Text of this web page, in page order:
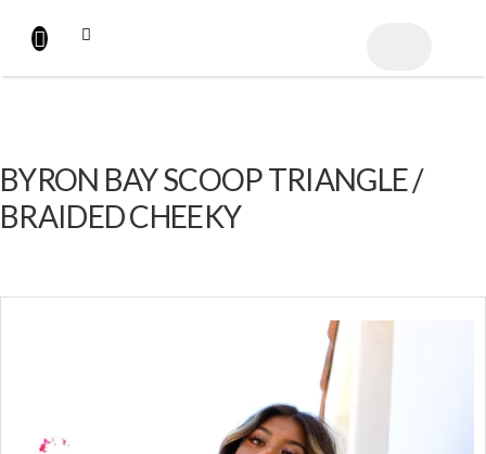
obsah
BYRON BAY SCOOP TRIANGLE /
BRAIDED CHEEKY